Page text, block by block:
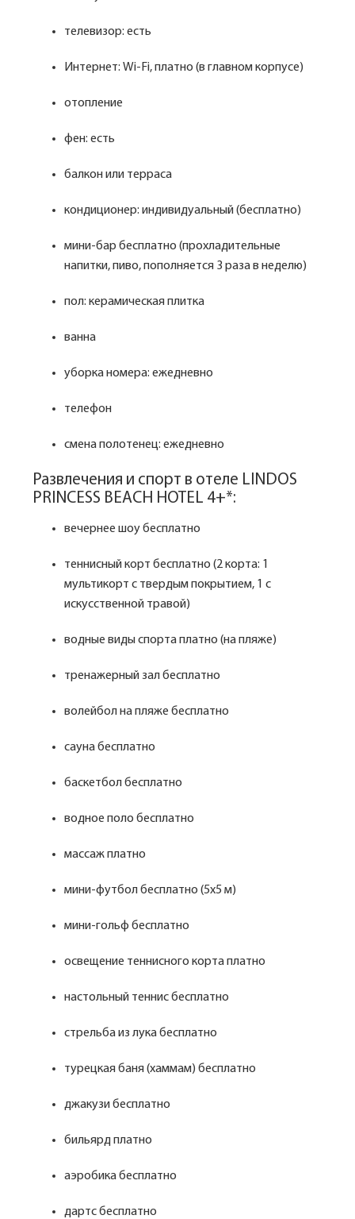
телевизор: есть
Интернет: Wi-Fi, платно (в главном корпусе)
отопление
фен: есть
балкон или терраса
кондиционер: индивидуальный (бесплатно)
мини-бар бесплатно (прохладительные
напитки, пиво, пополняется 3 раза в неделю)
пол: керамическая плитка
ванна
уборка номера: ежедневно
телефон
смена полотенец: ежедневно
Развлечения и спорт в отеле LINDOS
PRINCESS BEACH HOTEL 4+*:
вечернее шоу бесплатно
теннисный корт бесплатно (2 корта: 1
мультикорт с твердым покрытием, 1 с
искусственной травой)
водные виды спорта платно (на пляже)
тренажерный зал бесплатно
волейбол на пляже бесплатно
сауна бесплатно
баскетбол бесплатно
водное поло бесплатно
массаж платно
мини-футбол бесплатно (5х5 м)
мини-гольф бесплатно
освещение теннисного корта платно
настольный теннис бесплатно
стрельба из лука бесплатно
турецкая баня (хаммам) бесплатно
джакузи бесплатно
бильярд платно
аэробика бесплатно
дартс бесплатно